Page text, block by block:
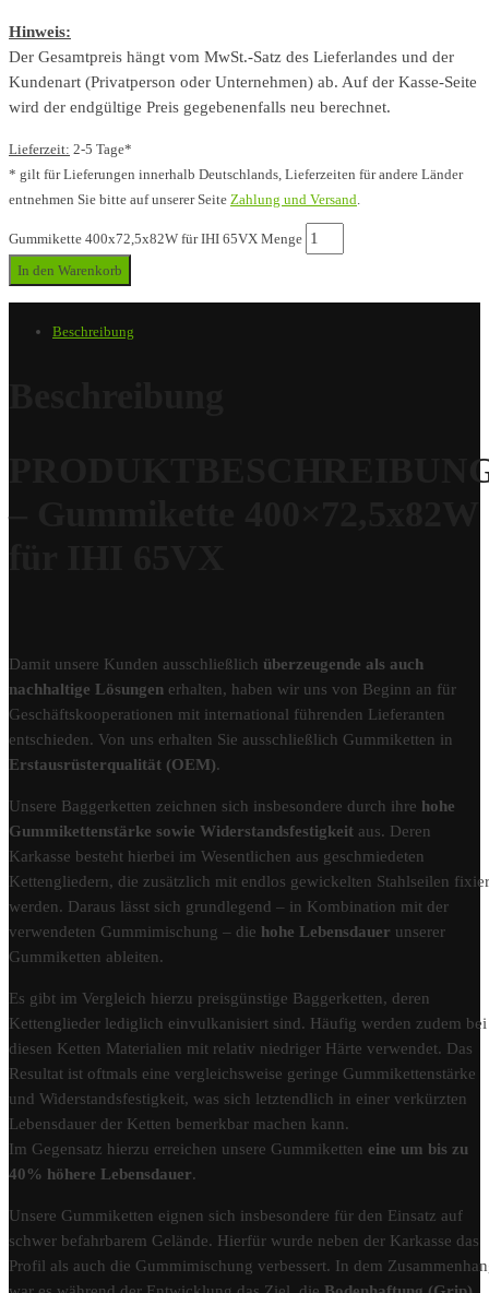
Hinweis:
Der Gesamtpreis hängt vom MwSt.-Satz des Lieferlandes und der
Kundenart (Privatperson oder Unternehmen) ab. Auf der Kasse-Seite
wird der endgültige Preis gegebenenfalls neu berechnet.
Lieferzeit: 2-5 Tage*
* gilt für Lieferungen innerhalb Deutschlands, Lieferzeiten für andere Länder
entnehmen Sie bitte auf unserer Seite Zahlung und Versand
Gummikette 400x72,5x82W für IHI 65VX Menge
In den Warenkorb
Beschreibung
Damit unsere Kunden ausschließlich überzeugende als auch
nachhaltige Lösungen erhalten, haben wir uns von Beginn an für
Geschäftskooperationen mit international führenden Lieferanten
entschieden. Von uns erhalten Sie ausschließlich Gummiketten in
Erstausrüsterqualität (OEM).
Unsere Baggerketten zeichnen sich insbesondere durch ihre hohe
Gummikettenstärke sowie Widerstandsfestigkeit aus. Deren
Karkasse besteht hierbei im Wesentlichen aus geschmiedeten
Kettengliedern, die zusätzlich mit endlos gewickelten Stahlseilen
werden. Daraus lässt sich grundlegend – in Kombination mit der
verwendeten Gummimischung – die hohe Lebensdauer unserer
Gummiketten ableiten.
Es gibt im Vergleich hierzu preisgünstige Baggerketten, deren
Kettenglieder lediglich einvulkanisiert sind. Häufig werden zudem bei
diesen Ketten Materialien mit relativ niedriger Härte verwendet. Das
Resultat ist oftmals eine vergleichsweise geringe Gummikettenstärke
und Widerstandsfestigkeit, was sich letztendlich in einer verkürzten
Lebensdauer der Ketten bemerkbar machen kann.
Im Gegensatz hierzu erreichen unsere Gummiketten eine um bis zu
40% höhere Lebensdauer.
Unsere Gummiketten eignen sich insbesondere für den Einsatz auf
schwer befahrbarem Gelände. Hierfür wurde neben der Karkasse das
Profil als auch die Gummimischung verbessert. In dem